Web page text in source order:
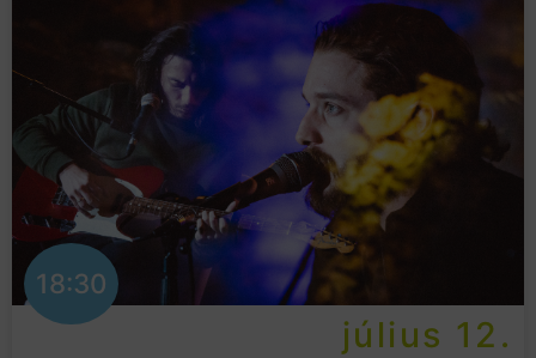
18:30
július 12.